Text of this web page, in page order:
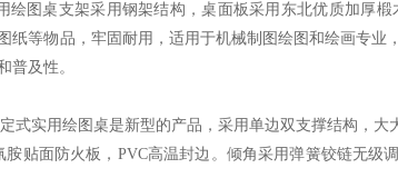
绘图桌支架采用钢架结构，桌面板采用东北优质加厚
纸等物品，牢固耐用，适用于机械制图绘图和绘画专
普及性。
式实用绘图桌是新型的产品，采用单边双支撑结构，大
胺贴面防火板，PVC高温封边。倾角采用弹簧铰链无